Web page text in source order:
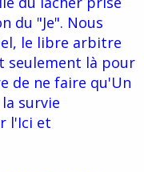
du "Je". Nous
le libre arbitre
seulement là pour
de ne faire qu'Un
survie
l'Ici et